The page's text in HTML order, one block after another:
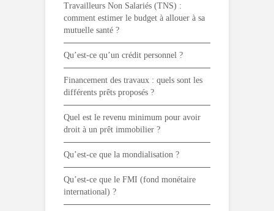
Travailleurs Non Salariés (TNS) :
comment estimer le budget à allouer à sa
mutuelle santé ?
Qu’est-ce qu’un crédit personnel ?
Financement des travaux : quels sont les
différents prêts proposés ?
Quel est le revenu minimum pour avoir
droit à un prêt immobilier ?
Qu’est-ce que la mondialisation ?
Qu’est-ce que le FMI (fond monétaire
international) ?